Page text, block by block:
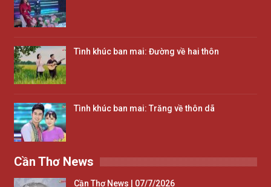
Tình khúc ban mai: Đường về hai thôn
Tình khúc ban mai: Trăng về thôn dã
Cần Thơ News
Cần Thơ News | 07/7/2026